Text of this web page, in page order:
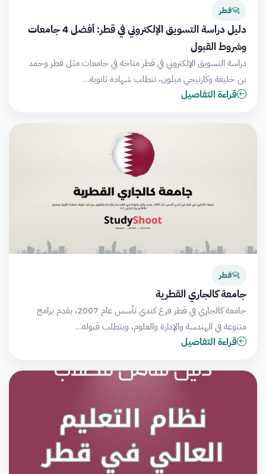
قطر
دليل دراسة التسويق الإلكتروني في قطر: أفضل 4 جامعات
وشروط القبول
دراسة التسويق الإلكتروني في قطر متاحة في جامعات مثل قطر وحمد
بن خليفة وكارنيجي ميلون، تتطلب شهادة ثانوية…
قراءة التفاصيل
قطر
جامعة كالجاري القطرية
جامعة كالجاري في قطر فرع كندي تأسس عام 2007، يقدم برامج
متنوعة في الهندسة والإدارة والعلوم، ويتطلب قبوله…
قراءة التفاصيل